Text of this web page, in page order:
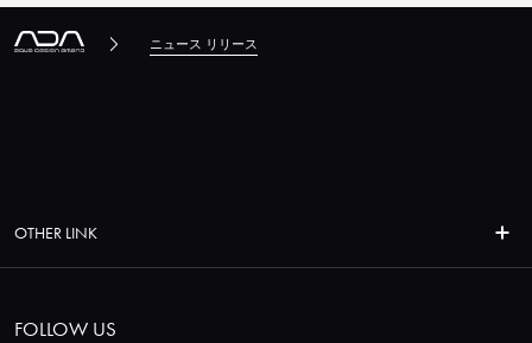
ニュース リリース
OTHER LINK
FOLLOW US